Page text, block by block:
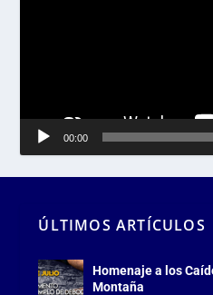
00:00
ÚLTIMOS ARTÍCULOS
Homenaje a los
Montaña